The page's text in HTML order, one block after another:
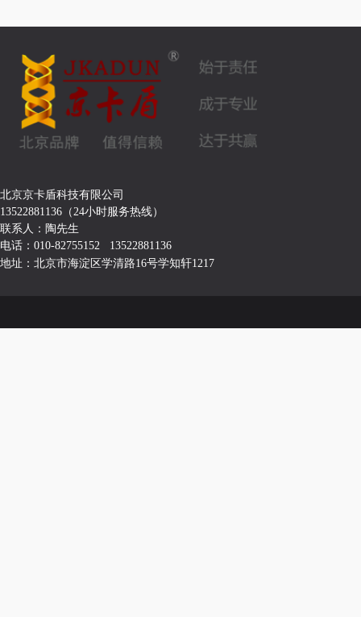
北京京卡盾科技有限公司
13522881136（24小时服务热线）
联系人：陶先生
电话：010-82755152 13522881136
地址：北京市海淀区学清路16号学知轩1217